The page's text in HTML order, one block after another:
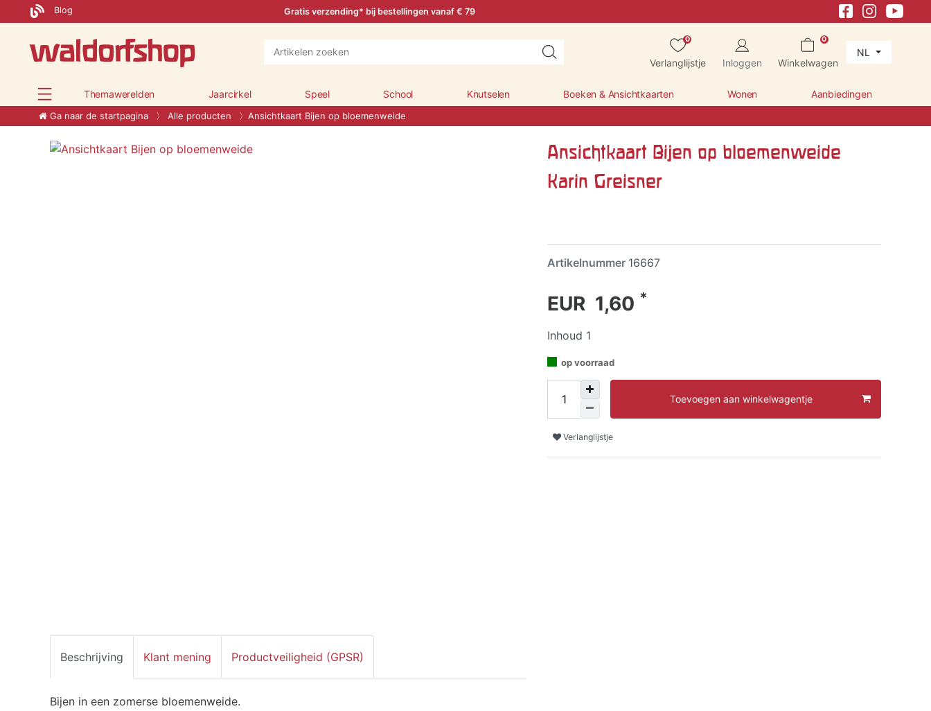
Blog Gratis verzending* bij bestellingen vanaf € 79
0
Verlanglijstje Inloggen
0
Winkelwagen
NL
Themawerelden Jaarcirkel Speel School Knutselen Boeken & Ansichtkaarten Wonen Aanbiedingen
Ga naar de startpagina Alle producten Ansichtkaart Bijen op bloemenweide
Ansichtkaart Bijen op bloemenweide
Karin Greisner
Artikelnummer 16667
EUR 1,60 *
Inhoud 1
op voorraad
Toevoegen aan winkelwagentje
Verlanglijstje
Beschrijving Klant mening Productveiligheid (GPSR)
Bijen in een zomerse bloemenweide.